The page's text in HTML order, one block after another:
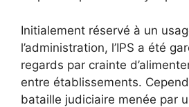
Initialement réservé à un
l’administration, l’IPS a été
regards par crainte
entre établissements.
bataille judiciaire menée par